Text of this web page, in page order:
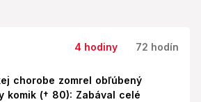
4 hodiny 72 hodín
chorobe zomrel obľúbený
komik († 80): Zabával celé